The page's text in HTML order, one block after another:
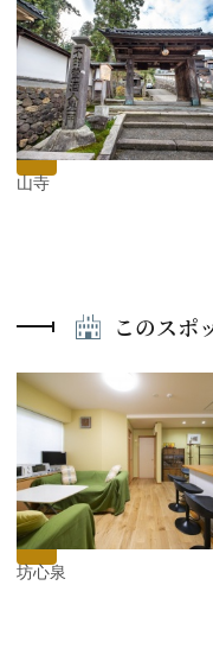
P
r
e
v
i
o
u
s
松山寺
このスポ
P
r
v
i
o
u
s
宿坊心泉